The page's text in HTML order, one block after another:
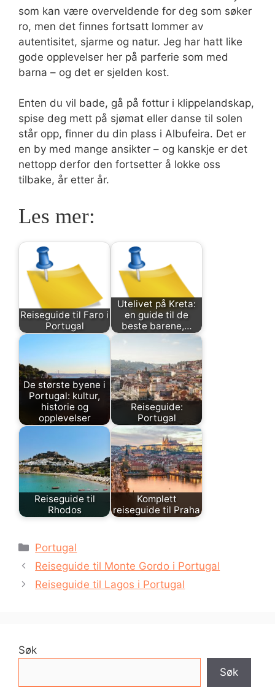
som kan være overveldende for deg som søker
ro, men det finnes fortsatt lommer av
autentisitet, sjarme og natur. Jeg har hatt like
gode opplevelser her på parferie som med
barna – og det er sjelden kost.
Enten du vil bade, gå på fottur i klippelandskap,
spise deg mett på sjømat eller danse til solen
står opp, finner du din plass i Albufeira. Det er
en by med mange ansikter – og kanskje er det
nettopp derfor den fortsetter å lokke oss
tilbake, år etter år.
Les mer:
Reiseguide til Faro i
Portugal
Utelivet på Kreta:
en guide til de
beste barene,…
De største byene i
Portugal: kultur,
historie og
opplevelser
Reiseguide:
Portugal
Reiseguide til
Rhodos
Komplett
reiseguide til Praha
Kategorier
Portugal
Reiseguide til Monte Gordo i Portugal
Reiseguide til Lagos i Portugal
Søk
Søk